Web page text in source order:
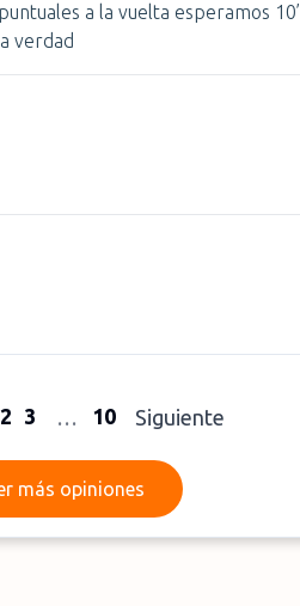
a la vuelta esperamos 10’
verdad
2 3 … 10 Siguiente
Leer más opiniones
más opiniones